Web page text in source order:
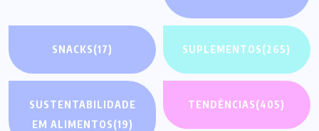
SNACKS(17) SUPLEMENTOS(265)
SUSTENTABILIDADE
EM ALIMENTOS(19)
TENDÊNCIAS(405)